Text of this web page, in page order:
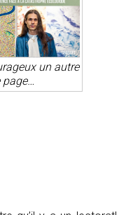
un autre
page…